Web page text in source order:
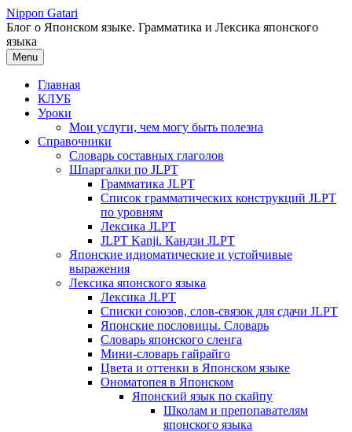
Перейти
к
содержимому
Nippon Gatari
Блог о Японском языке. Грамматика и Лексика японского
языка
Menu
Главная
КЛУБ
Уроки
Мои услуги, чем могу быть полезна
Справочники
Словарь составных глаголов
Шпаргалки по JLPT
Грамматика JLPT
Список грамматических конструкций JLPT
по уровням
Лексика JLPT
JLPT Kanji. Кандзи JLPT
Японские идиоматические и устойчивые
выражения
Лексика японского языка
Лексика JLPT
Списки союзов, слов-связок для сдачи JLPT
Японские пословицы. Словарь
Словарь японского сленга
Мини-словарь гайрайго
Цвета и оттенки в Японском языке
Ономатопея в Японском
Японский язык по скайпу
Школам и препопавателям
японского языка